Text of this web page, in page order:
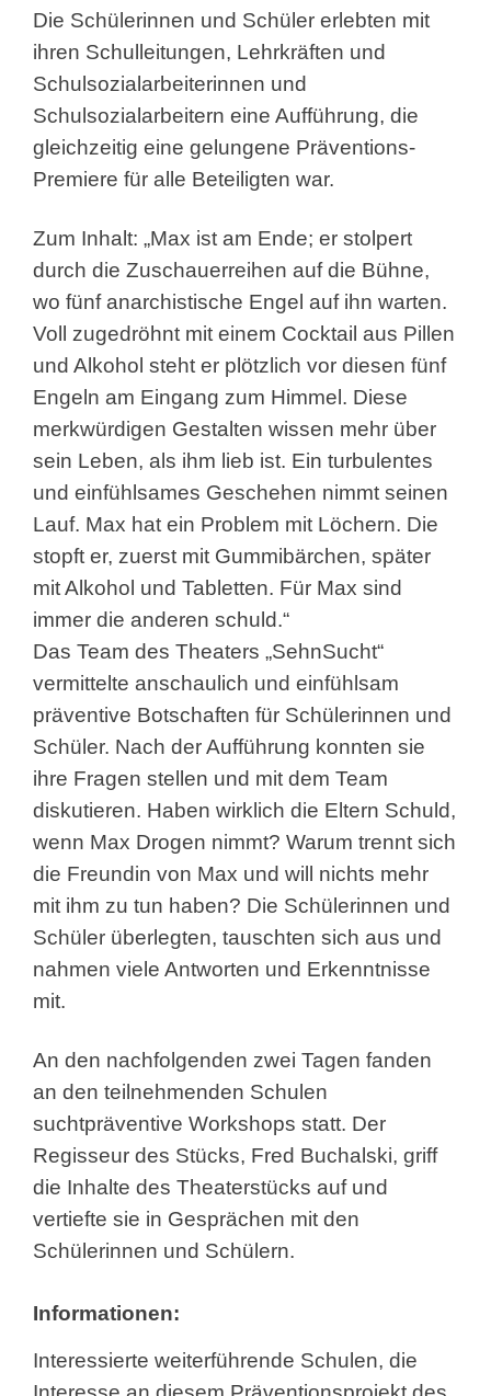
Die Schülerinnen und Schüler erlebten mit
ihren Schulleitungen, Lehrkräften und
Schulsozialarbeiterinnen und
Schulsozialarbeitern eine Aufführung, die
gleichzeitig eine gelungene Präventions-
Premiere für alle Beteiligten war.
Zum Inhalt: „Max ist am Ende; er stolpert
durch die Zuschauerreihen auf die Bühne,
wo fünf anarchistische Engel auf ihn warten.
Voll zugedröhnt mit einem Cocktail aus Pillen
und Alkohol steht er plötzlich vor diesen fünf
Engeln am Eingang zum Himmel. Diese
merkwürdigen Gestalten wissen mehr über
sein Leben, als ihm lieb ist. Ein turbulentes
und einfühlsames Geschehen nimmt seinen
Lauf. Max hat ein Problem mit Löchern. Die
stopft er, zuerst mit Gummibärchen, später
mit Alkohol und Tabletten. Für Max sind
immer die anderen schuld.“
Das Team des Theaters „SehnSucht“
vermittelte anschaulich und einfühlsam
präventive Botschaften für Schülerinnen und
Schüler. Nach der Aufführung konnten sie
ihre Fragen stellen und mit dem Team
diskutieren. Haben wirklich die Eltern Schuld,
wenn Max Drogen nimmt? Warum trennt sich
die Freundin von Max und will nichts mehr
mit ihm zu tun haben? Die Schülerinnen und
Schüler überlegten, tauschten sich aus und
nahmen viele Antworten und Erkenntnisse
mit.
An den nachfolgenden zwei Tagen fanden
an den teilnehmenden Schulen
suchtpräventive Workshops statt. Der
Regisseur des Stücks, Fred Buchalski, griff
die Inhalte des Theaterstücks auf und
vertiefte sie in Gesprächen mit den
Schülerinnen und Schülern.
Informationen:
Interessierte weiterführende Schulen, die